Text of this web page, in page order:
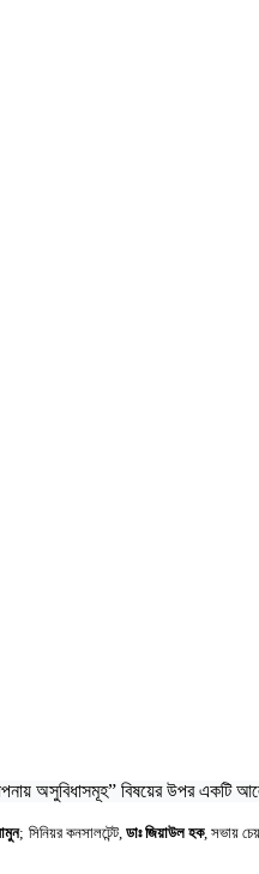
অসুবিধাসমূহ” বিষয়ের উপর একটি
; সিনিয়র কনসালটেন্ট, ডাঃ জিয়াউল হক,সভায়